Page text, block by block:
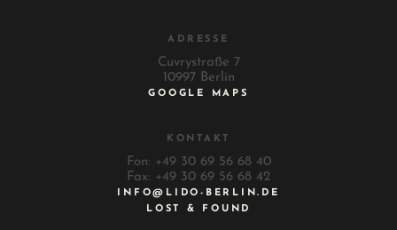
ADRESSE
Cuvrystraße 7
10997 Berlin
GOOGLE MAPS
KONTAKT
Fon: +49 30 69 56 68 40
Fax: +49 30 69 56 68 42
INFO@LIDO-BERLIN.DE
LOST & FOUND